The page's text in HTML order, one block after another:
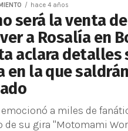
hace 4 años
será la venta
a Rosalía en
aclara detalles
en la que
emocionó a miles de
de su gira "Motomami